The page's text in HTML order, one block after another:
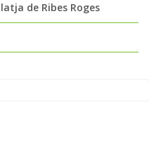
de Ribes Roges